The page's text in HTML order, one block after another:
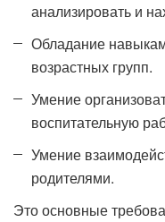
анализировать и
Обладание
возрастных групп.
Умение
воспитательную
Умение
родителями.
Это основные